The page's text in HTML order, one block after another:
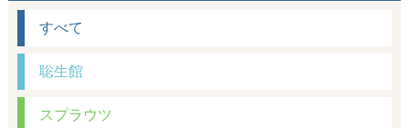
ば大いに活用すべきです。 動画の付いた問題集も数
多くありますから、どれを選択するかの指標の一つはア
マゾンなどのサイトで書評を参考にしてみるのも良いか
と思います。 あとは、友人が購入を考えている問題を
使っているようでしたら、是非、感想を聞くのも良いか
もしれません。
お勧めはしません。 尚、英語の勉強は外部利用のこと
だと思います。
す。 これらの力をどのように伸ばしていくのかが、将
た、学力という一本の物差しのみならず、様々な物差し
を回復させることにもなるでしょう。 そして、また自
すべて
聡生館
スプラウツ